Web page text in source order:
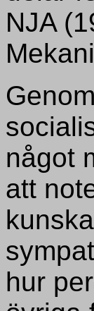
NJA
något
att
hur